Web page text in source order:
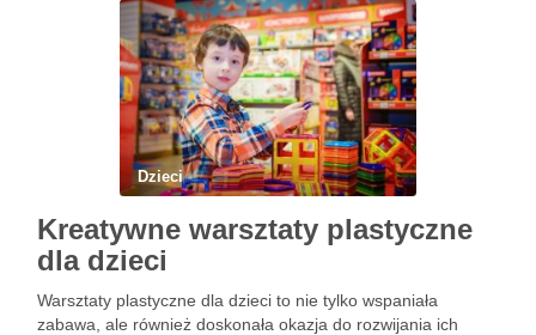
Dzieci
Kreatywne warsztaty plastyczne
dla dzieci
Warsztaty plastyczne dla dzieci to nie tylko wspaniała
zabawa, ale również doskonała okazja do rozwijania ich